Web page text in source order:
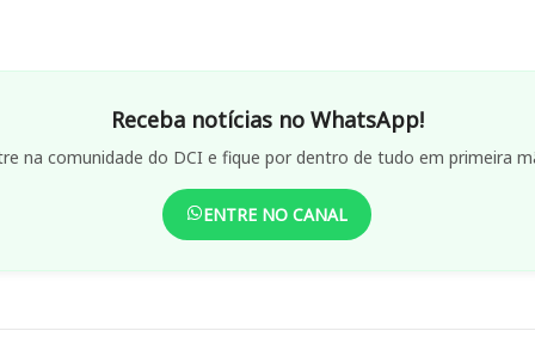
Receba notícias no WhatsApp!
na comunidade do DCI e fique por dentro de tudo em primeira
ENTRE NO CANAL